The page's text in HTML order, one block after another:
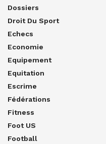
Dossiers
Droit Du Sport
Echecs
Economie
Equipement
Equitation
Escrime
Fédérations
Fitness
Foot US
Football